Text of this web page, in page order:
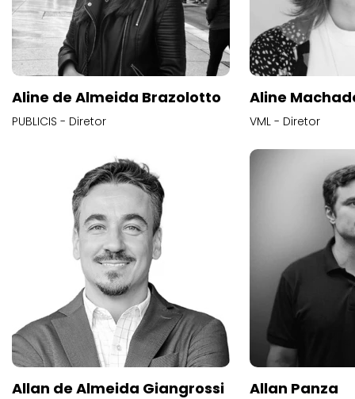
Aline de Almeida Brazolotto
PUBLICIS - Diretor
Aline
VML - Diretor
Allan de Almeida Giangrossi Allan Panza